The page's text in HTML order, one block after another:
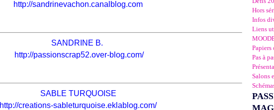
http://sandrinevachon.canalblog.com
SANDRINE B.
http://passionscrap52.over-blog.com/
SABLE TURQUOISE
http://creations-sableturquoise.eklablog.com/
Hors
Infos
Liens
Papiers
Pas à
Salons